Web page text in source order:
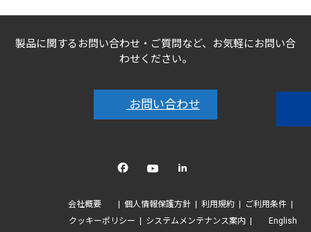
製品に関するお問い合わせ・ご質問など、お気軽にお問い合
わせください。
お問い合わせ
linkedin
会社概要 個人情報保護方針 利用規約
ご利用条件
クッキーポリシー
システムメンテナンス案内 English